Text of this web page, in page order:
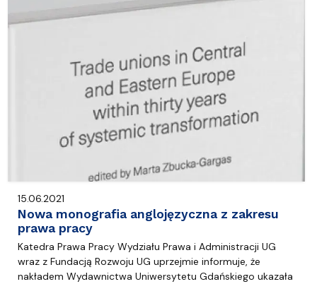
15.06.2021
Nowa monografia anglojęzyczna z zakresu
prawa pracy
Katedra Prawa Pracy Wydziału Prawa i Administracji UG
wraz z Fundacją Rozwoju UG uprzejmie informuje, że
nakładem Wydawnictwa Uniwersytetu Gdańskiego ukazała